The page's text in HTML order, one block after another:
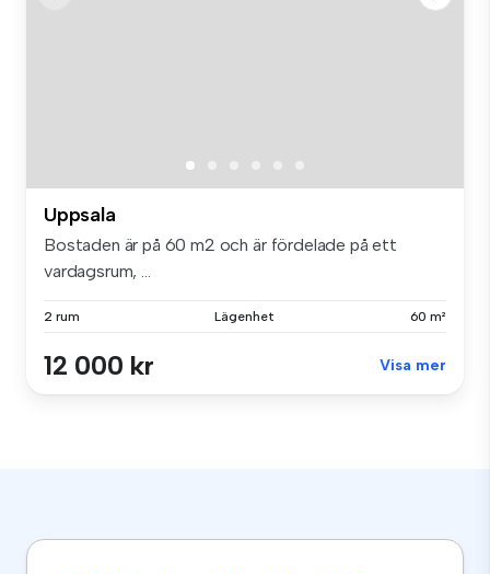
Uppsala
Bostaden är på 60 m2 och är fördelade på ett
vardagsrum, ...
2 rum Lägenhet 60 m²
12 000 kr Visa mer